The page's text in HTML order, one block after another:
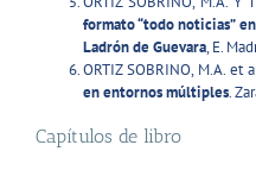
formato “todo noticias”
Ladrón de Guevara, E.
ORTIZ SOBRINO, M.A. et
en entornos múltiples.
Capítulos de libro